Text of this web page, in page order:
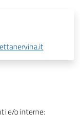
e/o interne;